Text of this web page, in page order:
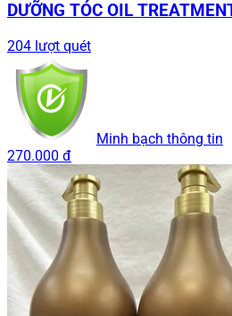
DƯỠNG TÓC OIL
204 lượt quét
Minh bạch thông tin
270.000 đ